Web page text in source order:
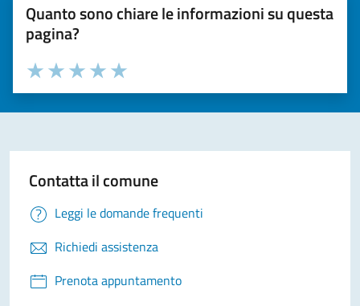
Quanto sono chiare le informazioni su questa
pagina?
Valuta la chiarezza delle informazioni (da 1 a 5 stelle)
Seleziona il numero di stelle per valutare la chiarezza delle
Valuta 5 stelle su 5
Valuta 4 stelle su 5
Valuta 3 stelle su 5
Valuta 2 stelle su 5
Valuta 1 stelle su 5
Contatta il comune
Leggi le domande frequenti
Richiedi assistenza
Prenota appuntamento